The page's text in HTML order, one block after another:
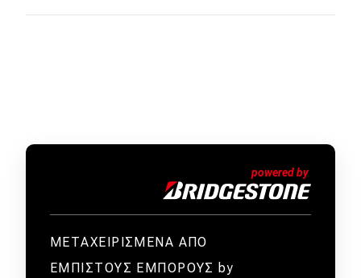
ΜΕΤΑΧΕΙΡΙΣΜΕΝΑ ΑΠΟ
ΕΜΠΙΣΤΟΥΣ ΕΜΠΟΡΟΥΣ by